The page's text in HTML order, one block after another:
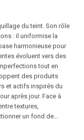
du teint. Son rôle
: il uniformise la
harmonieuse pour
évoluent vers des
tout en
des produits
et actifs inspirés du
après jour. Face à
textures,
un fond de…